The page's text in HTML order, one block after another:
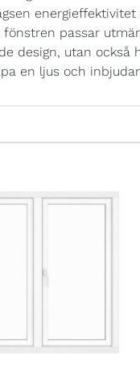
passar
design, utan
en ljus och